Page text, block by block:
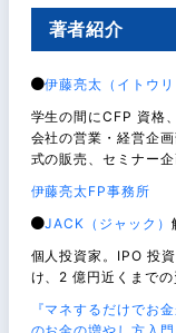
著者紹介
伊藤亮太（イトウリ
学生の間にCFP 資格
会社の営業・経営企
式の販売、セミナー
伊藤亮太FP事務所
JACK（ジャック）
個人投資家。IPO 投
け、2 億円近くまでの
『マネするだけでお